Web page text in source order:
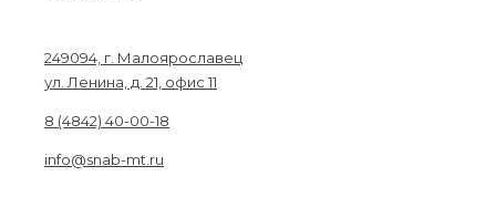
249094, г. Малоярославец
ул. Ленина, д. 21, офис 11
8 (4842) 40-00-18
info@snab-mt.ru